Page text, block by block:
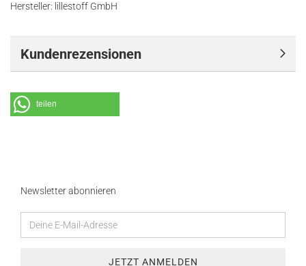
Hersteller: lillestoff GmbH
Kundenrezensionen
teilen
Newsletter abonnieren